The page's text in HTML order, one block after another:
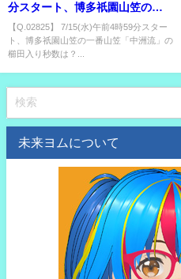
分スタート、博多祇園山笠の一
番山笠「中洲流」の櫛田入り秒
数は？
【Q.02825】 7/15(水)午前4時59分スター
ト、博多祇園山笠の一番山笠「中洲流」の
櫛田入り秒数は？...
未来ヨムについて